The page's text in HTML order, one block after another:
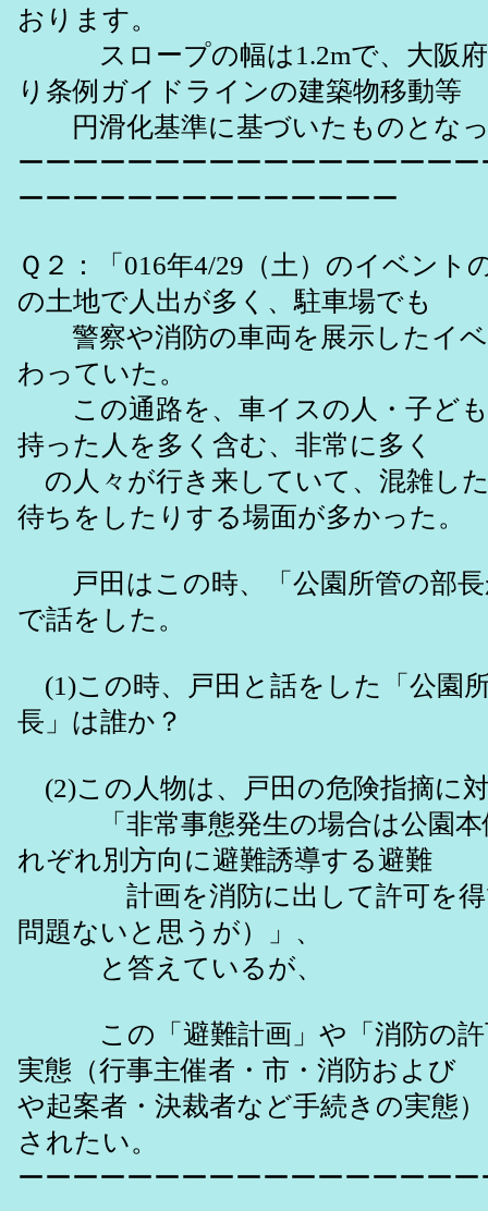
おります。
スロープの幅は1.2mで、大阪府
り条例ガイドラインの建築物移動等
円滑化基準に基づいたものとな
ーーーーーーーーーーーーーーーー
ーーーーーーーーーーーーーー
Ｑ２：「016年4/29（土）のイベント
の土地で人出が多く、駐車場でも
警察や消防の車両を展示したイベ
わっていた。
この通路を、車イスの人・子ども
持った人を多く含む、非常に多く
の人々が行き来していて、混雑し
待ちをしたりする場面が多かった。
戸田はこの時、「公園所管の部長
で話をした。
(1)この時、戸田と話をした「公園
長」は誰か？
(2)この人物は、戸田の危険指摘に
「非常事態発生の場合は公園本
れぞれ別方向に避難誘導する避難
計画を消防に出して許可を得
問題ないと思うが）」、
と答えているが、
この「避難計画」や「消防の許
実態（行事主催者・市・消防お
や起案者・決裁者など手続きの実態
されたい。
ーーーーーーーーーーーーーーーー